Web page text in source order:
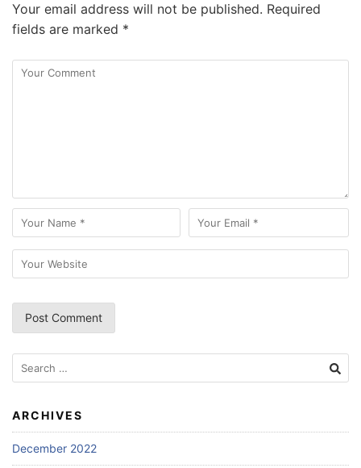
Your email address will not be published. Required
fields are marked *
Search
for:
ARCHIVES
December 2022